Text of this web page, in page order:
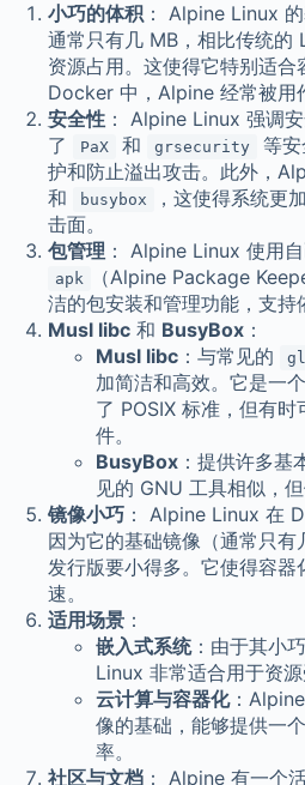
小巧的体积 ： Alpine Linux
通常只有几 MB，相比传统的
资源占用。这使得它特别适合
Docker 中，Alpine 经常被用
安全性 ： Alpine Linux 强调
了
PaX 和 grsecurity
等
护和防止溢出攻击。此外，
和 busybox
，这使得系统更
击面。
包管理 ： Alpine Linux 使用
apk （Alpine Package
洁的包安装和管理功能，支持
Musl libc 和 BusyBox ：
Musl libc ：与常见的
加简洁和高效。它是一
了 POSIX 标准，但有
件。
BusyBox ：提供许多
见的 GNU 工具相似，但
镜像小巧 ： Alpine Linux 在
因为它的基础镜像（通常只
发行版要小得多。它使得容
速。
适用场景 ：
嵌入式系统：由于其小
Linux 非常适合用于资源
云计算与容器化：
像的基础，能够提供一
率。
社区与文档 ： Alpine 有一个